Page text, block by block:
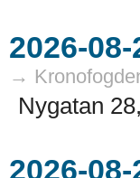
→
Nygatan